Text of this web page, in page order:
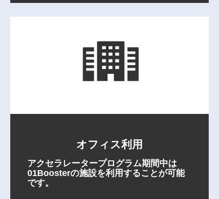
オフィス利用
アクセラレータープログラム期間中は
01Boosterの施設を利用することが可能
です。